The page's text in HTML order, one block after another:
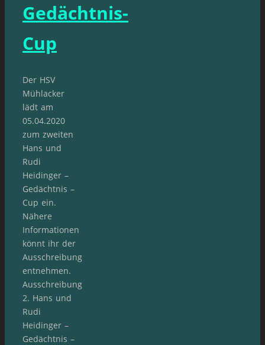
Gedächtnis-
Cup
Der HSV
Mühlacker
lädt am
05.04.2020
zum zweiten
Hans und
Rudi
Heidinger –
Gedächtnis –
Cup ein.
Nähere
Informationen
könnt ihr der
Ausschreibung
entnehmen.
Ausschreibung
2. Hans und
Rudi
Heidinger –
Gedächtnis –